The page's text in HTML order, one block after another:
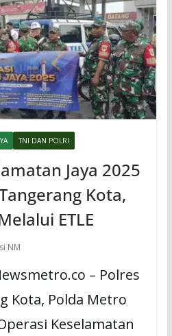
TNI DAN POLRI
Jaya 2025
Kota,
ETLE
NM
– Polres
Kota, Polda Metro
Keselamatan